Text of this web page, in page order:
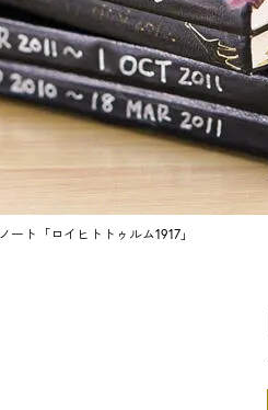
ト「ロイヒトトゥルム1917」